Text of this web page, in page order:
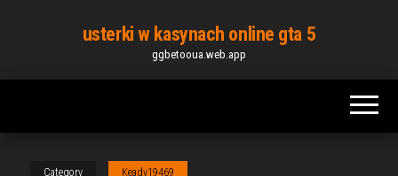
content
usterki w kasynach online gta 5
ggbetooua.web.app
Category Keady19469